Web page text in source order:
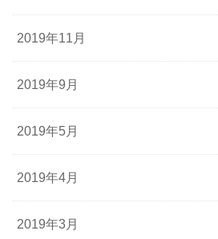
2019年11月
2019年9月
2019年5月
2019年4月
2019年3月